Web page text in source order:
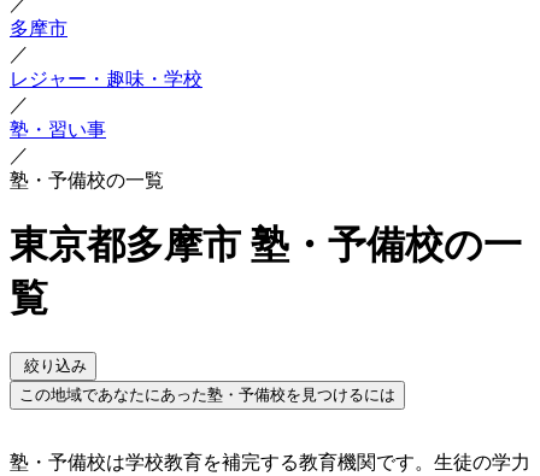
多摩市
／
レジャー・趣味・学校
／
塾・習い事
／
塾・予備校の一覧
東京都多摩市 塾・予備校の一
覧
絞り込み
この地域であなたにあった塾・予備校を見つけるには
塾・予備校は学校教育を補完する教育機関です。生徒の学力